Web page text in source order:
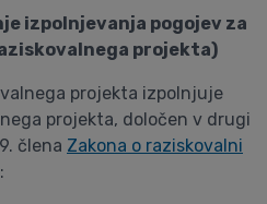
izpolnjevanja pogojev za
projekta)
projekta izpolnjuje
projekta, določen v drugi
člena Zakona o raziskovalni